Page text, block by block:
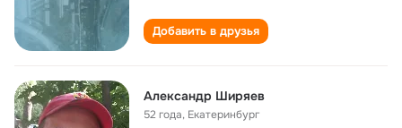
Добавить в друзья
Александр Ширяев
52 года, Екатеринбург